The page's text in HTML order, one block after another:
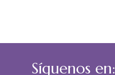
Síguenos en: